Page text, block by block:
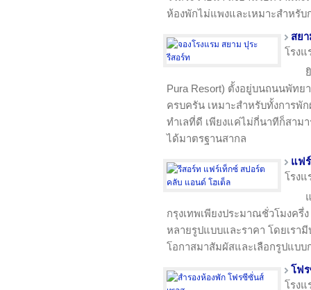
ห้องพักไม่แพงและเหมาะสำหรับ
สย
โรง
Pura Resort) ตั้งอยู่บนถนนพัทย
ครบครัน เหมาะสำหรับทั้งการพั
ทำเลที่ดี เพียงแค่ไม่กี่นาทีก็สาม
ได้มาตรฐานสากล
แฟ
โรง
กรุงเทพเพียงประมาณชั่วโมงครึ่
หลายรูปแบบและราคา โดยเรา
โอกาสมาสัมผัสและเลือกรูปแบ
โฟ
โรง